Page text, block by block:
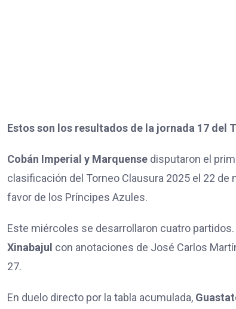
Estos son los resultados de la jornada 17 del
Cobán Imperial y Marquense disputaron el
clasificación del Torneo Clausura 2025 el 22
favor de los Príncipes Azules.
Este miércoles se desarrollaron cuatro partidos.
Xinabajul con anotaciones de José Carlos
27.
En duelo directo por la tabla acumulada,